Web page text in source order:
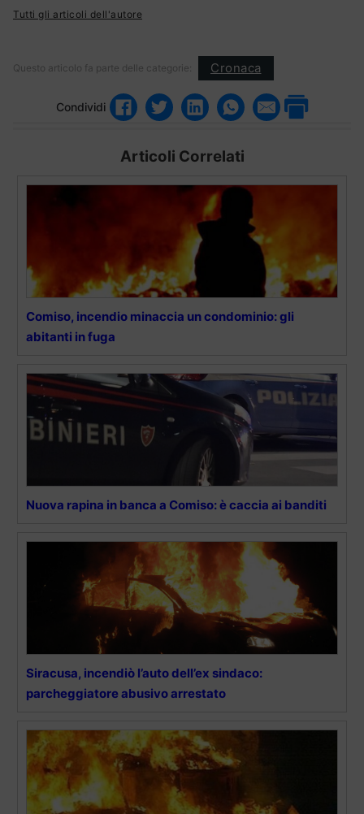
Tutti gli articoli dell'autore
Questo articolo fa parte delle categorie: Cronaca
Condividi
Articoli Correlati
Comiso, incendio minaccia un condominio: gli
abitanti in fuga
Nuova rapina in banca a Comiso: è caccia ai banditi
Siracusa, incendiò l’auto dell’ex sindaco:
parcheggiatore abusivo arrestato